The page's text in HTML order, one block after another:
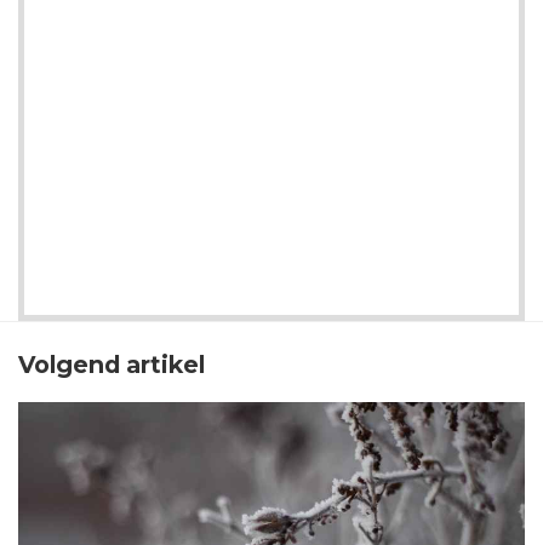
Volgend artikel